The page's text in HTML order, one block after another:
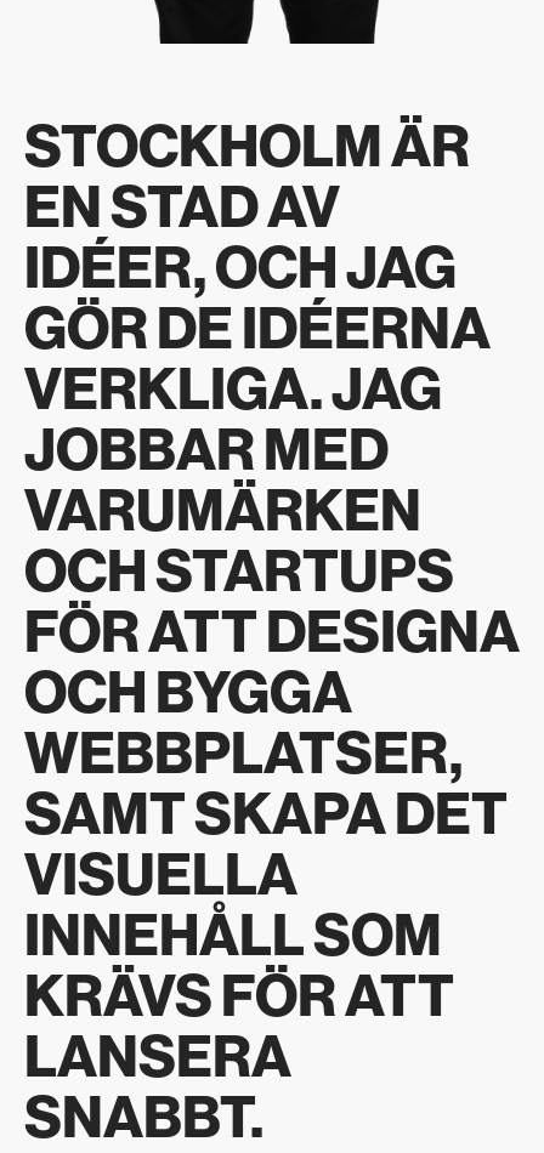
STOCKHOLM ÄR
EN STAD AV
IDÉER, OCH JAG
GÖR DE IDÉERNA
VERKLIGA. JAG
JOBBAR MED
VARUMÄRKEN
OCH STARTUPS
FÖR ATT DESIGNA
OCH BYGGA
WEBBPLATSER,
SAMT SKAPA DET
VISUELLA
INNEHÅLL SOM
KRÄVS FÖR ATT
LANSERA
SNABBT.